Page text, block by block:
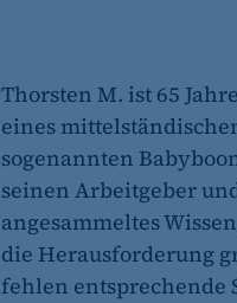
Thorsten M. ist 65
eines
sogenannten
seinen Arbeitgeber
angesammeltes
die Herausforderung
fehlen entsprechende